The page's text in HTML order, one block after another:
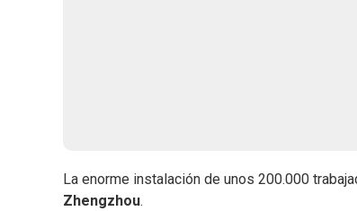
La enorme instalación de unos 200.000
Zhengzhou.